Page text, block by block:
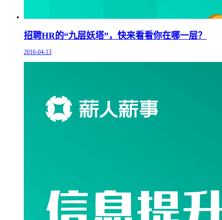
招聘HR的“九层妖塔”，快来看看你在哪一层？
2016-04-13